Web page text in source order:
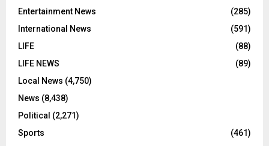
Entertainment News
(285)
International News
(591)
LIFE
(88)
LIFE NEWS
(89)
Local News (4,750)
News (8,438)
Political (2,271)
Sports
(461)